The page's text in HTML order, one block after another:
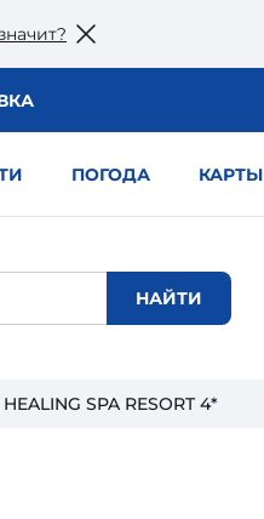
ПОГОДА КАРТЫ
SPA RESORT 4*